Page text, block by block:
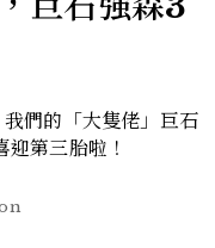
們的「大隻佬」巨石
第三胎啦！